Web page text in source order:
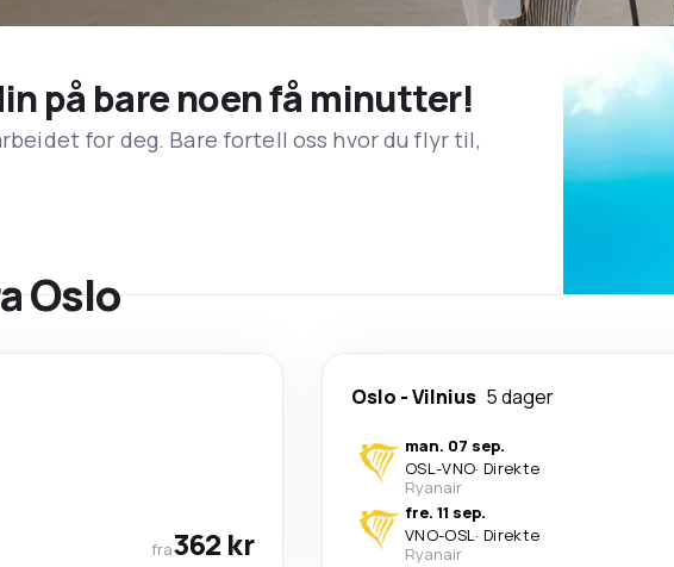
på bare noen få minutter!
for deg. Bare fortell oss hvor du flyr til,
Oslo
fra362 kr
Oslo -Vilnius 5 dager
man. 07 sep.
OSL-VNO· Direkte
Ryanair
fre. 11 sep.
VNO-OSL· Direkte
Ryanair